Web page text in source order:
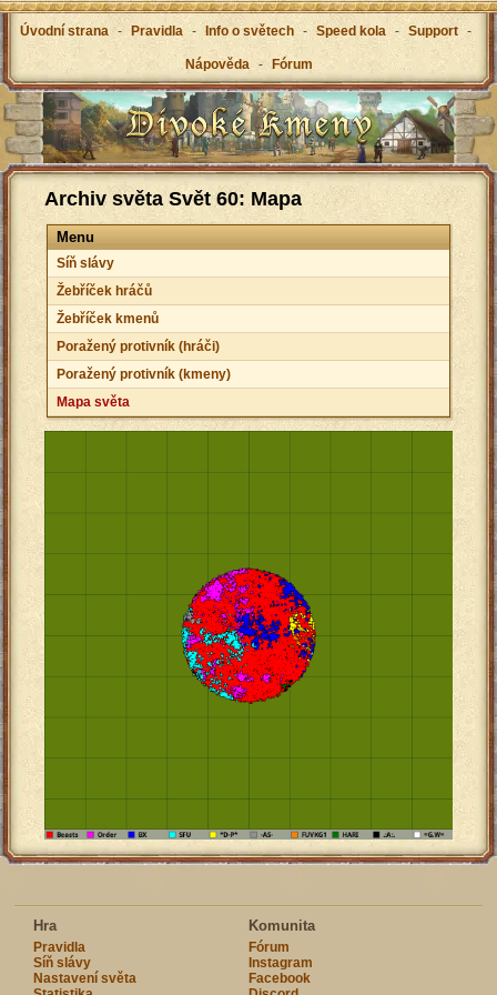
Úvodní strana - Pravidla - Info o světech - Speed kola - Support -
Nápověda - Fórum
Archiv světa Svět 60: Mapa
Menu
Síň slávy
Žebříček hráčů
Žebříček kmenů
Poražený protivník (hráči)
Poražený protivník (kmeny)
Mapa světa
Hra
Pravidla
Síň slávy
Nastavení světa
Komunita
Fórum
Instagram
Facebook